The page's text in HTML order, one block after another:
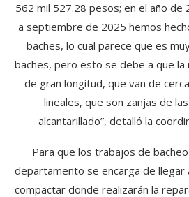
562 mil 527.28 pesos; en el año
a septiembre de 2025 hemos
baches, lo cual parece que es
baches, pero esto se debe a que la
de gran longitud, que van de
lineales, que son zanjas de
alcantarillado”, detalló la
Para que los trabajos de
departamento se encarga de llegar
compactar donde realizarán la